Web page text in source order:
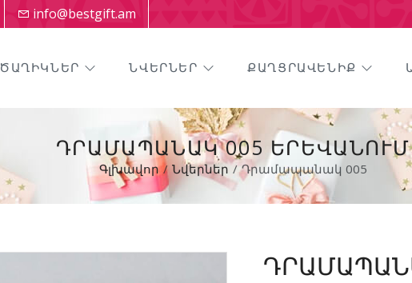
info@bestgift.am
ԾԱՂԻԿՆԵՐ ՆՎԵՐՆԵՐ ՔԱՂՑՐԱՎԵՆԻՔ
ԴՐԱՄԱՊԱՆԱԿ 005 ԵՐԵՎԱՆՈՒՄ
Գլխավոր Նվերներ Դրամապանակ 005